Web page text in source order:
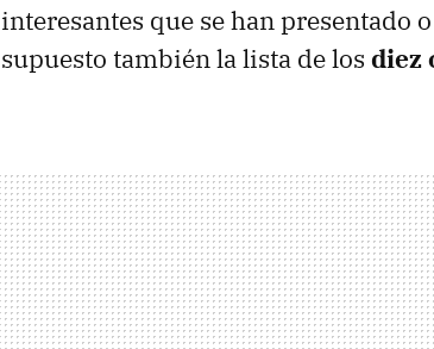
interesantes que se han presentado
supuesto también la lista de los diez